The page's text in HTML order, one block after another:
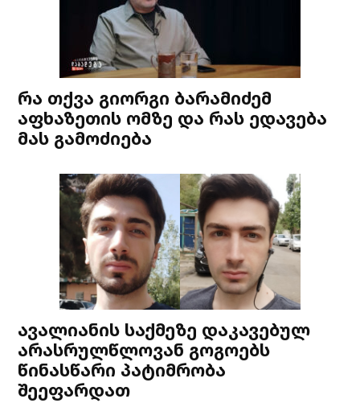
რა თქვა გიორგი ბარამიძემ
აფხაზეთის ომზე და რას ედავება
მას გამოძიება
ავალიანის საქმეზე დაკავებულ
არასრულწლოვან გოგოებს
წინასწარი პატიმრობა
შეეფარდათ